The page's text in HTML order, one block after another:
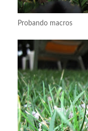
Probando macros